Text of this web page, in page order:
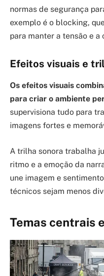
normas de segurança
exemplo é o blocking,
para manter a tensão e a
Efeitos visuais e
Os efeitos visuais
para criar o ambiente
supervisiona tudo para
imagens fortes e
A trilha sonora trabalha
ritmo e a emoção da
une imagem e
técnicos sejam menos
Temas centrais